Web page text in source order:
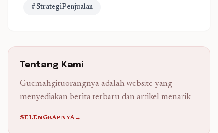
# StrategiPenjualan
Tentang Kami
Guemahgituorangnya adalah website yang
menyediakan berita terbaru dan artikel menarik
SELENGKAPNYA→